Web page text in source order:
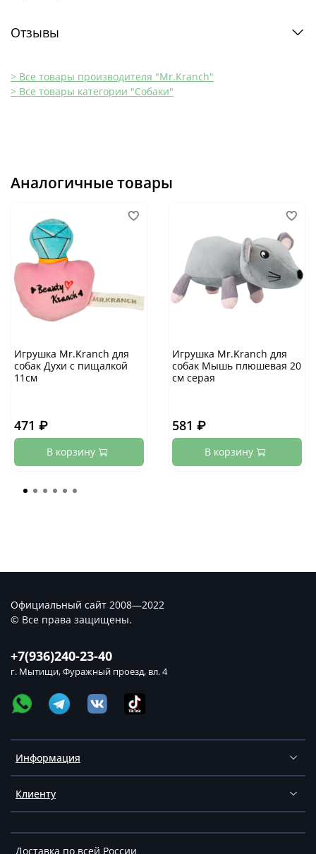
Отзывы
> Все товары производителя "Mr.Kranch"
> Все товары категории "Собаки"
Аналогичные товары
Игрушка Mr.Kranch для
собак Духи с пищалкой
11см
471 ₽
В корзину
Игрушка Mr.Kranch для
собак Мышь плюшевая 20
см серая
581 ₽
В корзину
Информация
Клиенту
Доставка по всей России
+7(936)240-23-40
г. Мытищи, Фуражный проезд, вл. 4
Официальный сайт 2008—2022
© Все права защищены.